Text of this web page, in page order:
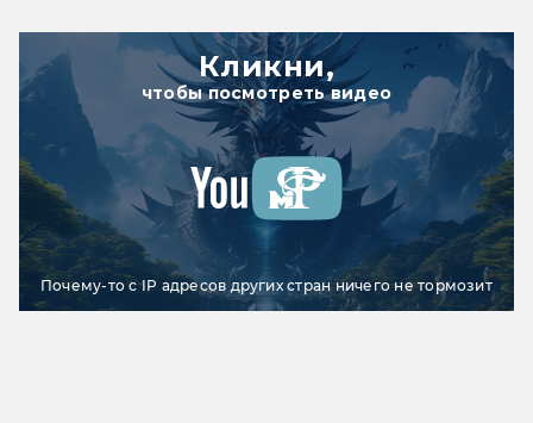
Кликни,
чтобы посмотреть видео
Почему-то с IP адресов других стран ничего не тормозит